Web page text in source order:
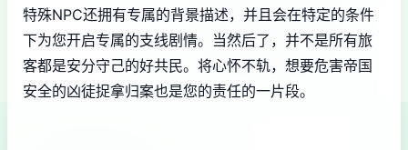
特殊NPC还拥有专属的背景描述，并且会在特定的条件
下为您开启专属的支线剧情。当然后了，并不是所有旅
客都是安分守己的好共民。将心怀不轨，想要危害帝国
安全的凶徒捉拿归案也是您的责任的一片段。